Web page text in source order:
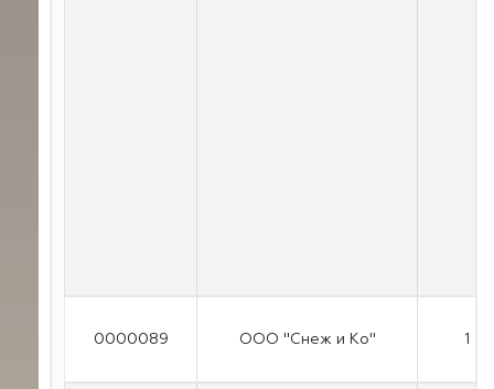
0000089 ООО "Снеж и Ко" 1